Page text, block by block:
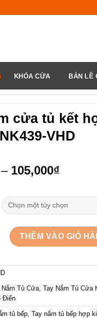
KHÓA CỬA BẢN LỀ
cửa tủ kết
VHD
– 105,000₫
kết hợp đá pha lê NK439-
THÊM VÀO GIỎ
Nắm Tủ Cửa ,Tay Nắm Tủ Cửa
Điển
tủ bếp ,Tay nắm tủ bếp hợp